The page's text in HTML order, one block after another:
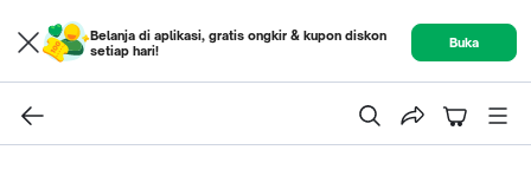
Belanja di aplikasi, gratis ongkir & kupon diskon
setiap hari!
Buka